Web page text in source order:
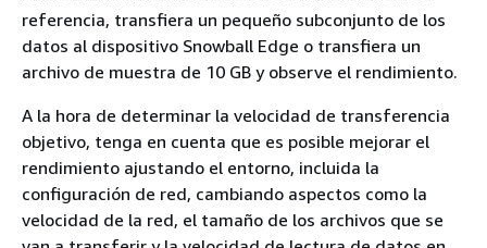
referencia, transfiera un pequeño subconjunto de los
datos al dispositivo Snowball Edge o transfiera un
archivo de muestra de 10 GB y observe el rendimiento.
A la hora de determinar la velocidad de transferencia
objetivo, tenga en cuenta que es posible mejorar el
rendimiento ajustando el entorno, incluida la
configuración de red, cambiando aspectos como la
velocidad de la red, el tamaño de los archivos que se